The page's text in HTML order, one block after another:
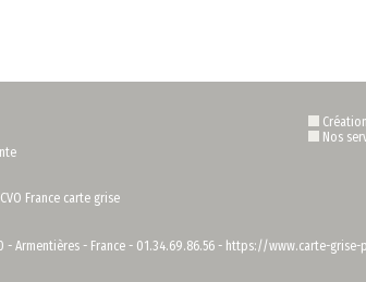
CVO France carte grise
Nos
- Armentières - France - 01.34.69.86.56 - https://www.carte-grise-